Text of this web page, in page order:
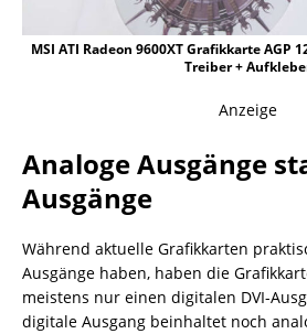
MSI ATI Radeon 9600XT Grafikkarte AGP
Treiber +
Anzeige
Analoge Ausgänge
Ausgänge
Während aktuelle Grafikkarten
Ausgänge haben, haben die
meistens nur einen digitalen DVI-
digitale Ausgang beinhaltet noch